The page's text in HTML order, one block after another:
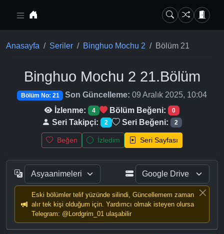
Anasayfa Seriler Binghuo Mochu 2 Bölüm 21
Binghuo Mochu 2 21.Bölüm
Bölüm No: 21 Son Güncelleme: 09 Aralık 2025, 10:04
İzlenme:
4 Bölüm Beğeni: 0
Seri Takipçi: 2 Seri Beğeni: 2
Beğen İzledim Seri Sayfası
Eski bölümler telif yüzünde silindi, Güncellemem zaman
alır tek kişi olduğum için. Yardımcı olmak isteyen olursa
Telegram: @Lordgrim_01 ulaşabilir